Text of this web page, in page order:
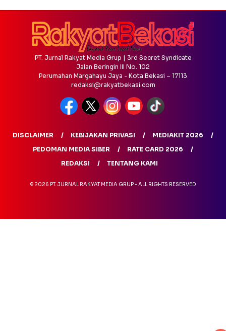
PT. Jurnal Rakyat Media Grup | 3rd Secret Syndicate
Jalan Beringin III No. 102
Perumahan Margahayu Jaya - Kota Bekasi – 17113
redaksi@rakyatbekasi.com
DISCLAIMER KEBIJAKAN PRIVASI
MEDIAKIT 2026
PEDOMAN MEDIA SIBER
RATE CARD 2026
REDAKSI
TENTANG KAMI
© 2026 PT. JURNAL RAKYAT MEDIA GRUP - ALL RIGHTS RESERVED